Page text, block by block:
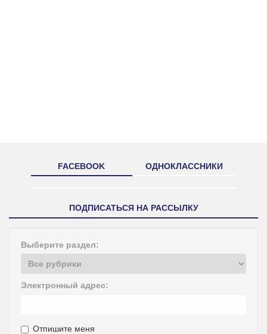
FACEBOOK ОДНОКЛАССНИКИ
ПОДПИСАТЬСЯ НА РАССЫЛКУ
Выберите раздел:
Электронный адрес:
Отпишите меня